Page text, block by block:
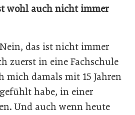
wohl auch nicht immer
das ist nicht immer
zuerst in eine Fachschule
mich damals mit 15 Jahren
habe, in einer
Und auch wenn heute